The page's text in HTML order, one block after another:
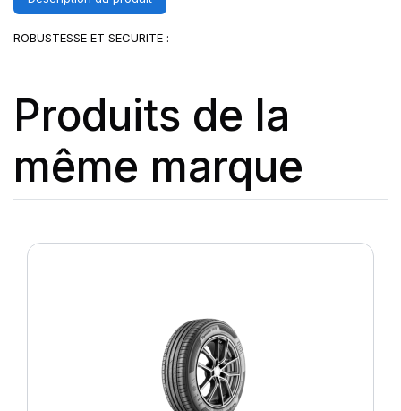
ROBUSTESSE ET SECURITE :
Produits de la
même marque